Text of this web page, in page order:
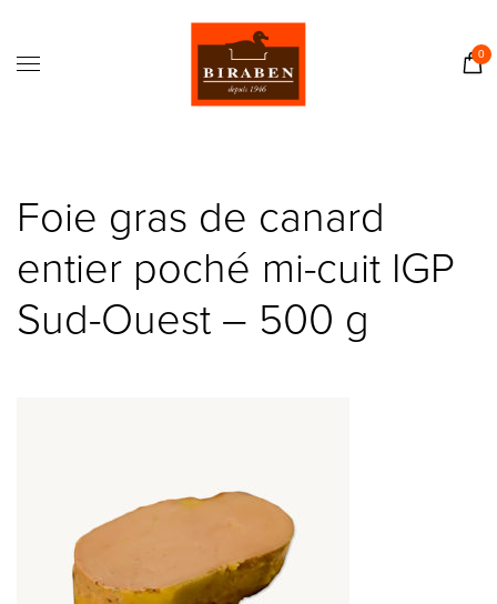
0
Contact
Foie gras de canard
entier poché mi-cuit IGP
Sud-Ouest – 500 g